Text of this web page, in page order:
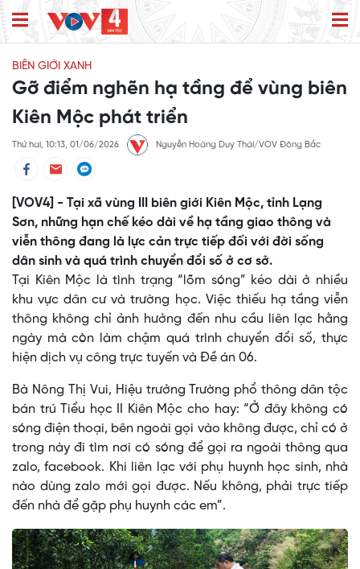
BIÊN GIỚI XANH
Gỡ điểm nghẽn hạ tầng để vùng biên
Kiên Mộc phát triển
Thứ hai, 10:13, 01/06/2026 Nguyễn Hoàng Duy Thái/VOV Đông Bắc
[VOV4] - Tại xã vùng III biên giới Kiên Mộc, tỉnh Lạng
Sơn, những hạn chế kéo dài về hạ tầng giao thông và
viễn thông đang là lực cản trực tiếp đối với đời sống
dân sinh và quá trình chuyển đổi số ở cơ sở.
Tại Kiên Mộc là tình trạng “lõm sóng” kéo dài ở nhiều
khu vực dân cư và trường học. Việc thiếu hạ tầng viễn
thông không chỉ ảnh hưởng đến nhu cầu liên lạc hằng
ngày mà còn làm chậm quá trình chuyển đổi số, thực
hiện dịch vụ công trực tuyến và Đề án 06.
Bà Nông Thị Vui, Hiệu trưởng Trường phổ thông dân tộc
bán trú Tiểu học II Kiên Mộc cho hay: “Ở đây không có
sóng điện thoại, bên ngoài gọi vào không được, chỉ có ở
trong này đi tìm nơi có sóng để gọi ra ngoài thông qua
zalo, facebook. Khi liên lạc với phụ huynh học sinh, nhà
nào dùng zalo mới gọi được. Nếu không, phải trực tiếp
đến nhà để gặp phụ huynh các em”.